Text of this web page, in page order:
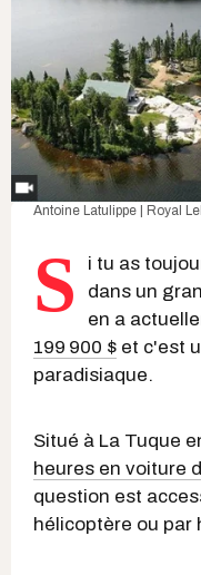
Antoine Latulippe | Royal
S
i tu as
dans un
en a
199 900 $ et c'est
paradisiaque.
Situé à La Tuque
heures en voiture
question est
hélicoptère ou par